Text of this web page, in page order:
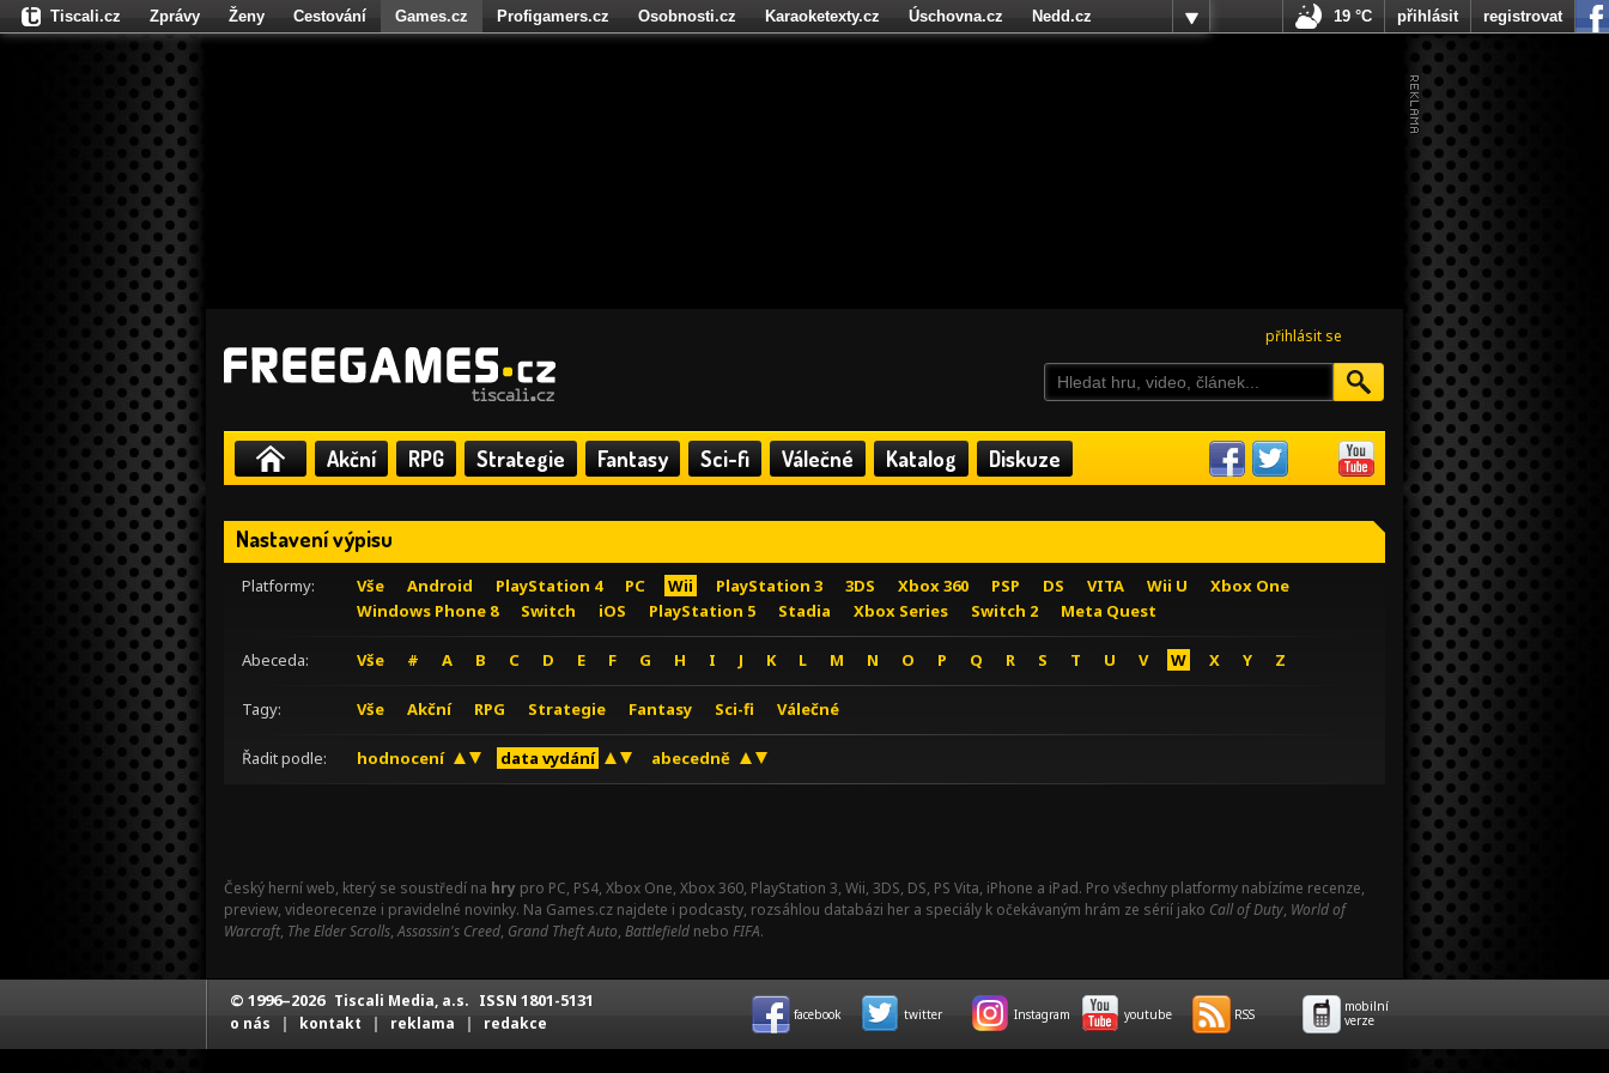
přihlásit se
Akční RPG Strategie Fantasy Sci-fi Válečné Katalog Diskuze
Nastavení výpisu
Platformy: Vše Android PlayStation 4 PC Wii PlayStation 3 3DS Xbox 360 PSP DS VITA Wii U
Xbox One
Windows Phone 8
Switch iOS PlayStation 5 Stadia Xbox Series Switch 2 Meta Quest
Abeceda: Vše # A B C D E F G H I J K L M N O P Q R S T U V W X Y Z
Tagy: Vše Akční RPG Strategie Fantasy Sci-fi Válečné
Řadit podle: hodnocení data vydání abecedně
Český herní web, který se soustředí na hry pro PC, PS4, Xbox One, Xbox 360, PlayStation 3, Wii, 3DS, DS, PS Vita, iPhone a iPad. Pro všechny platformy nabízíme recenze,
preview, videorecenze i pravidelné novinky. Na Games.cz najdete i podcasty, rozsáhlou databázi her a speciály k očekávaným hrám ze sérií jako Call of Duty, World of
Warcraft, The Elder Scrolls,Assassin's Creed, Grand Theft Auto, Battlefield nebo FIFA.
Tiscali.cz Zprávy Ženy Cestování Games.cz Profigamers.cz Osobnosti.cz Karaoketexty.cz Úschovna.cz
Nedd.cz
Fights.cz
19 °C přihlásit registrovat
© 1996–2026 Tiscali Media, a.s. ISSN 1801-5131
o nás | kontakt | reklama | redakce facebook twitter Instagram youtube RSS
mobilní
verze